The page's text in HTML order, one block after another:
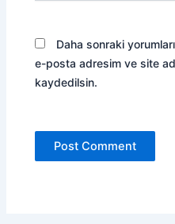
Daha sonraki
e-posta adresim ve site
kaydedilsin.